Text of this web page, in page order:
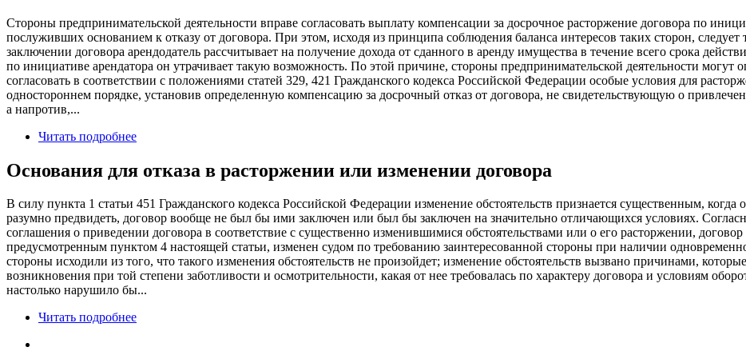
Стороны предпринимательской деятельности вправе согласовать выплату компенсации за досрочное расторжение договора по
послуживших основанием к отказу от договора. При этом, исходя из принципа соблюдения баланса интересов таких сторон,
заключении договора арендодатель рассчитывает на получение дохода от сданного в аренду имущества в течение всего срока
по инициативе арендатора он утрачивает такую возможность. По этой причине, стороны предпринимательской деятельности могут
согласовать в соответствии с положениями статей 329, 421 Гражданского кодекса Российской Федерации особые условия для
одностороннем порядке, установив определенную компенсацию за досрочный отказ от договора, не свидетельствующую о
а напротив,...
Читать подробнее
Основания для отказа в расторжении или изменении договора
В силу пункта 1 статьи 451 Гражданского кодекса Российской Федерации изменение обстоятельств признается существенным,
разумно предвидеть, договор вообще не был бы ими заключен или был бы заключен на значительно отличающихся условиях.
соглашения о приведении договора в соответствие с существенно изменившимися обстоятельствами или о его расторжении,
предусмотренным пунктом 4 настоящей статьи, изменен судом по требованию заинтересованной стороны при наличии
стороны исходили из того, что такого изменения обстоятельств не произойдет; изменение обстоятельств вызвано причинами,
возникновения при той степени заботливости и осмотрительности, какая от нее требовалась по характеру договора и условиям
настолько нарушило бы...
Читать подробнее